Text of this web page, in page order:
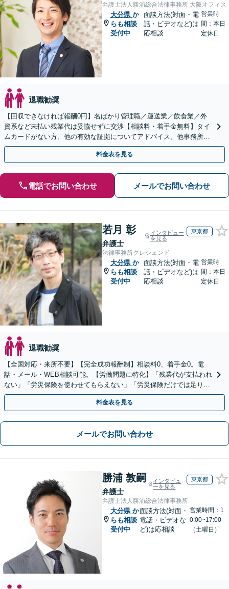
弁護士法人勝浦総合法律事務所 大阪オフィス
大分県 か
らも相談
受付中
面談方法(対面・電
話・ビデオなど)は
応相談
営業時
間：本日
定休日
退職勧奨
【回収できなければ報酬0円】名ばかり管理職／運送業／飲食業／外
資系など未払い残業代は妥協せずに交渉【相談料・着手金無料】タイ
ムカードがない方、他の有効な証拠についてアドバイス。他事務所で
断られた方もご相談ください。あなたの権利を守ります！
料金表を見る
電話でお問い合わせ メールでお問い合わせ
若月 彰
弁護士
インタビュー
を見る
東京都
法律事務所クレシェンド
大分県 か
らも相談
受付中
面談方法(対面・電
話・ビデオなど)は
応相談
営業時
間：本日
定休日
退職勧奨
【全国対応・来所不要】【完全成功報酬制】相談料0、着手金0。電
話・メール・WEB相談可能。【労働問題に特化】「残業代が支払われ
ない」「労災保険を使わせてもらえない」「労災保険だけでは足りな
い。損害賠償請求したい」など労働問題はお任せを。
料金表を見る
メールでお問い合わせ
勝浦 敦嗣
弁護士
インタビュ
ーを見る
東京都
弁護士法人勝浦総合法律事務所
大分県 か
らも相談
受付中
面談方法(対面・
電話・ビデオな
ど)は応相談
営業時間：1
0:00~17:00
（土曜日）